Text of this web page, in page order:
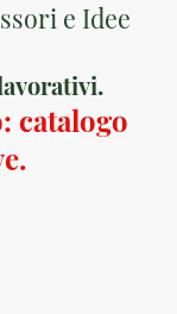
e Idee
catalogo